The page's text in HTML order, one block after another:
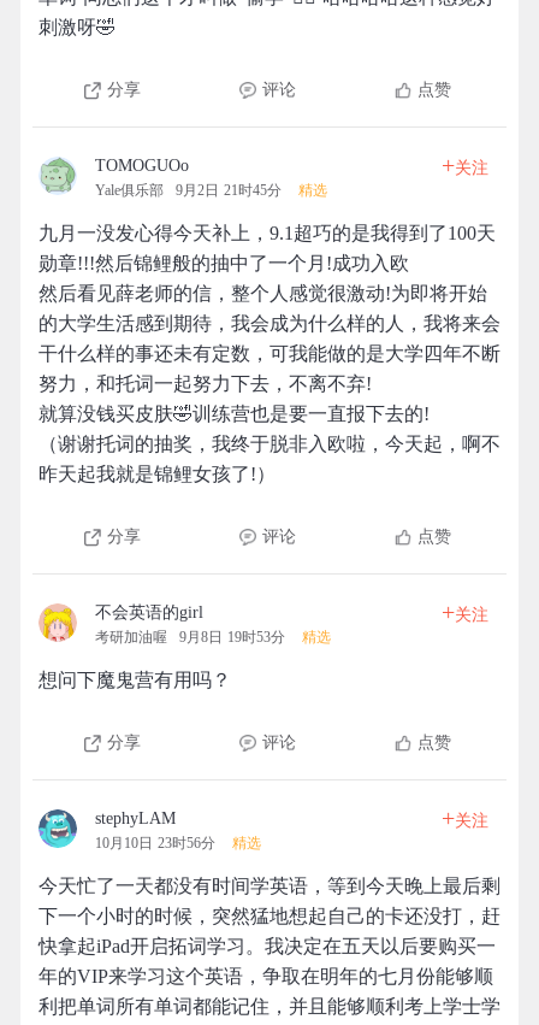
刺激呀🤣
分享 评论 点赞
TOMOGUOo
Yale俱乐部 9月2日 21时45分 精选
+关注
九月一没发心得今天补上，9.1超巧的是我得到了100天
勋章!!!然后锦鲤般的抽中了一个月!成功入欧
然后看见薛老师的信，整个人感觉很激动!为即将开始
的大学生活感到期待，我会成为什么样的人，我将来会
干什么样的事还未有定数，可我能做的是大学四年不断
努力，和托词一起努力下去，不离不弃!
就算没钱买皮肤🤣训练营也是要一直报下去的!
（谢谢托词的抽奖，我终于脱非入欧啦，今天起，啊不
昨天起我就是锦鲤女孩了!）
分享 评论 点赞
不会英语的girl
考研加油喔 9月8日 19时53分 精选
+关注
想问下魔鬼营有用吗？
分享 评论 点赞
stephyLAM
10月10日 23时56分 精选
+关注
今天忙了一天都没有时间学英语，等到今天晚上最后剩
下一个小时的时候，突然猛地想起自己的卡还没打，赶
快拿起iPad开启拓词学习。我决定在五天以后要购买一
年的VIP来学习这个英语，争取在明年的七月份能够顺
利把单词所有单词都能记住，并且能够顺利考上学士学